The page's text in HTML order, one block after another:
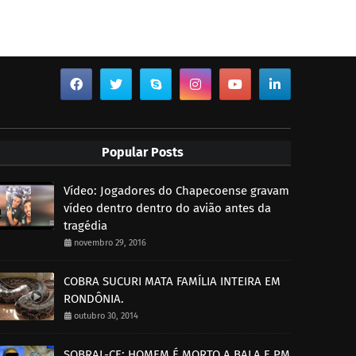
Popular Posts
Vídeo: Jogadores do Chapecoense gravam
vídeo dentro dentro do avião antes da
tragédia
novembro 29, 2016
COBRA SUCURI MATA FAMÍLIA INTEIRA EM
RONDÔNIA.
outubro 30, 2014